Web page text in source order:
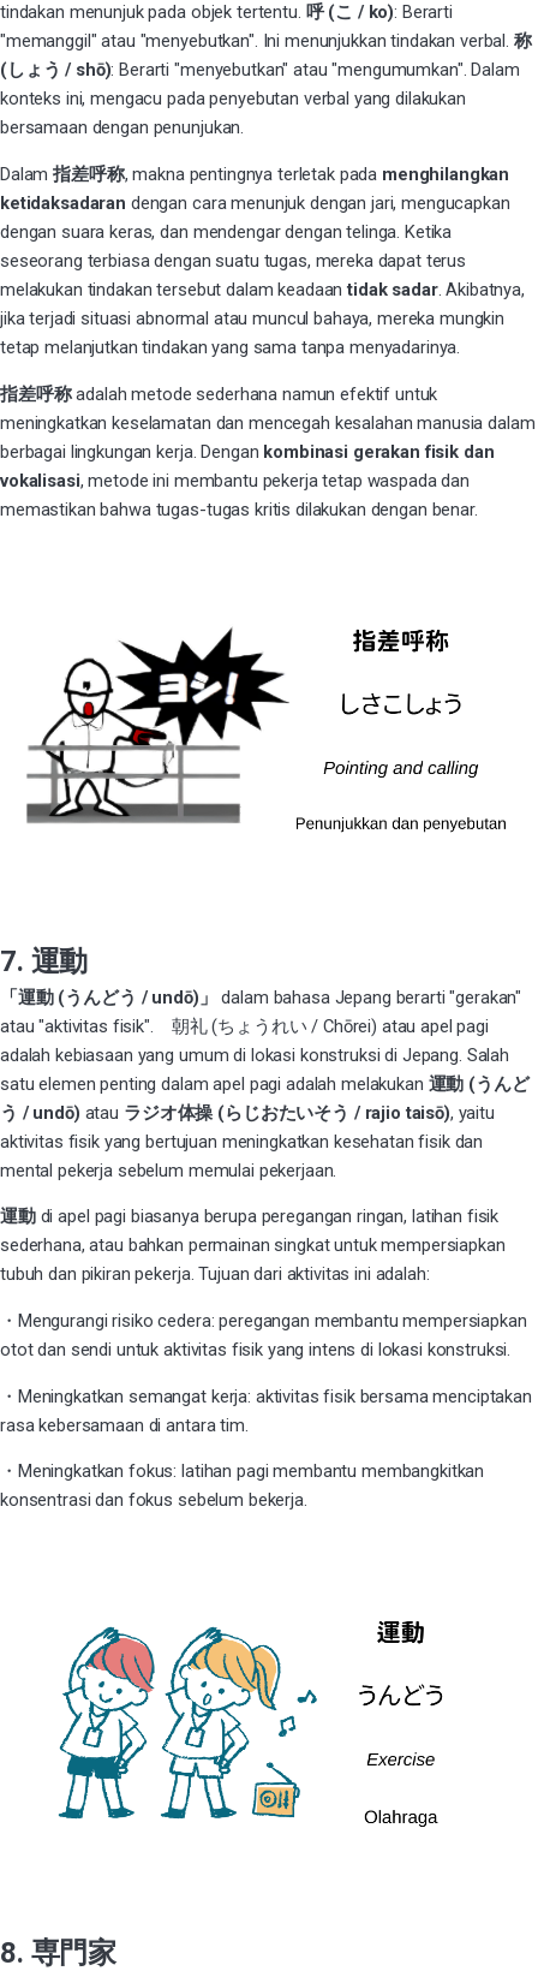
tindakan menunjuk pada objek tertentu. 呼 (こ / ko): Berarti
"memanggil" atau "menyebutkan". Ini menunjukkan tindakan verbal. 称
(しょう / shō): Berarti "menyebutkan" atau "mengumumkan". Dalam
konteks ini, mengacu pada penyebutan verbal yang dilakukan
bersamaan dengan penunjukan.
Dalam指差呼称, makna pentingnya terletak pada menghilangkan
ketidaksadaran dengan cara menunjuk dengan jari, mengucapkan
dengan suara keras, dan mendengar dengan telinga. Ketika
seseorang terbiasa dengan suatu tugas, mereka dapat terus
melakukan tindakan tersebut dalam keadaantidak sadar. Akibatnya,
jika terjadi situasi abnormal atau muncul bahaya, mereka mungkin
tetap melanjutkan tindakan yang sama tanpa menyadarinya.
指差呼称adalah metode sederhana namun efektif untuk
meningkatkan keselamatan dan mencegah kesalahan manusia dalam
berbagai lingkungan kerja. Dengan kombinasi gerakan fisik dan
vokalisasi, metode ini membantu pekerja tetap waspada dan
memastikan bahwa tugas-tugas kritis dilakukan dengan benar.
7. 運動
「運動 (うんどう / undō)」
dalam bahasa Jepang berarti "gerakan"
atau "aktivitas fisik". 朝礼 (ちょうれい / Chōrei) atau apel pagi
adalah kebiasaan yang umum di lokasi konstruksi di Jepang. Salah
satu elemen penting dalam apel pagi adalah melakukan 運動 (うんど
う / undō) atau ラジオ体操 (らじおたいそう / rajio taisō), yaitu
aktivitas fisik yang bertujuan meningkatkan kesehatan fisik dan
mental pekerja sebelum memulai pekerjaan.
運動 di apel pagi biasanya berupa peregangan ringan, latihan fisik
sederhana, atau bahkan permainan singkat untuk mempersiapkan
tubuh dan pikiran pekerja. Tujuan dari aktivitas ini adalah:
・Mengurangi risiko cedera: peregangan membantu mempersiapkan
otot dan sendi untuk aktivitas fisik yang intens di lokasi konstruksi.
・Meningkatkan semangat kerja: aktivitas fisik bersama menciptakan
rasa kebersamaan di antara tim.
・Meningkatkan fokus: latihan pagi membantu membangkitkan
konsentrasi dan fokus sebelum bekerja.
8. 専門家